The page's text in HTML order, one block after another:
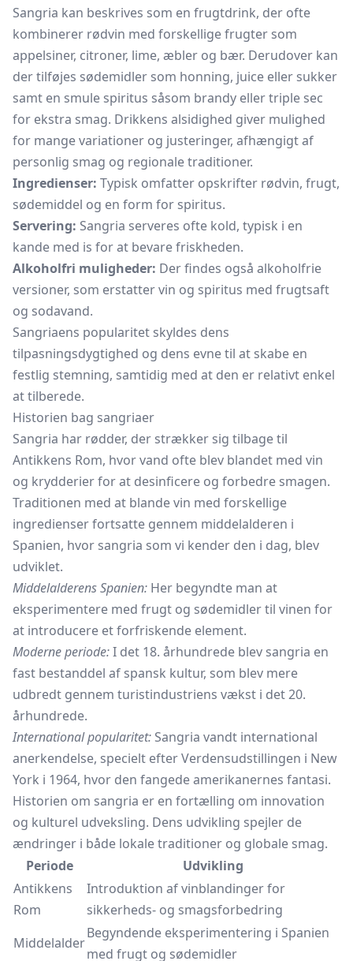
Sangria kan beskrives som en frugtdrink, der ofte
kombinerer rødvin med forskellige frugter som
appelsiner, citroner, lime, æbler og bær. Derudover kan
der tilføjes sødemidler som honning, juice eller sukker
samt en smule spiritus såsom brandy eller triple sec
for ekstra smag. Drikkens alsidighed giver mulighed
for mange variationer og justeringer, afhængigt af
personlig smag og regionale traditioner.
Ingredienser: Typisk omfatter opskrifter rødvin, frugt,
sødemiddel og en form for spiritus.
Servering: Sangria serveres ofte kold, typisk i en
kande med is for at bevare friskheden.
Alkoholfri muligheder: Der findes også alkoholfrie
versioner, som erstatter vin og spiritus med frugtsaft
og sodavand.
Sangriaens popularitet skyldes dens
tilpasningsdygtighed og dens evne til at skabe en
festlig stemning, samtidig med at den er relativt enkel
at tilberede.
Historien bag sangriaer
Sangria har rødder, der strækker sig tilbage til
Antikkens Rom, hvor vand ofte blev blandet med vin
og krydderier for at desinficere og forbedre smagen.
Traditionen med at blande vin med forskellige
ingredienser fortsatte gennem middelalderen i
Spanien, hvor sangria som vi kender den i dag, blev
udviklet.
Middelalderens Spanien: Her begyndte man at
eksperimentere med frugt og sødemidler til vinen for
at introducere et forfriskende element.
Moderne periode:I det 18. århundrede blev sangria en
fast bestanddel af spansk kultur, som blev mere
udbredt gennem turistindustriens vækst i det 20.
århundrede.
International popularitet: Sangria vandt international
anerkendelse, specielt efter Verdensudstillingen i New
York i 1964, hvor den fangede amerikanernes fantasi.
Historien om sangria er en fortælling om innovation
og kulturel udveksling. Dens udvikling spejler de
ændringer i både lokale traditioner og globale smag.
Periode
Udvikling
Antikkens
Rom
Introduktion af vinblandinger for
sikkerheds- og smagsforbedring
Middelalder
Begyndende eksperimentering i Spanien
med frugt og sødemidler